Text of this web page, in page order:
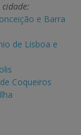
e Barra
de Lisboa e
Coqueiros